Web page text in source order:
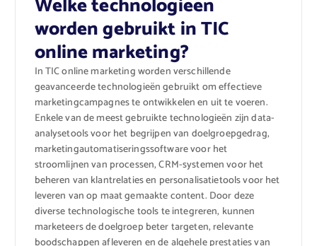
Welke technologieën
worden gebruikt in TIC
online marketing?
In TIC online marketing worden verschillende
geavanceerde technologieën gebruikt om effectieve
marketingcampagnes te ontwikkelen en uit te voeren.
Enkele van de meest gebruikte technologieën zijn data-
analysetools voor het begrijpen van doelgroepgedrag,
marketingautomatiseringssoftware voor het
stroomlijnen van processen, CRM-systemen voor het
beheren van klantrelaties en personalisatietools voor het
leveren van op maat gemaakte content. Door deze
diverse technologische tools te integreren, kunnen
marketeers de doelgroep beter targeten, relevante